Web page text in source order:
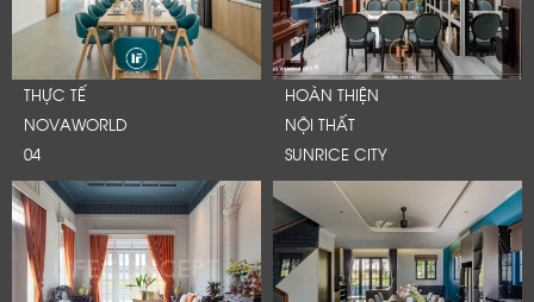
THỰC TẾ
NOVAWORLD
04
HOÀN THIỆN
NỘI THẤT
SUNRICE CITY